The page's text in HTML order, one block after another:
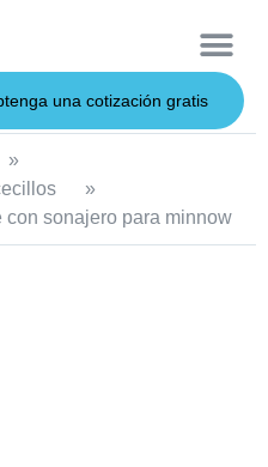
una cotización gratis
»
»
sonajero para minnow